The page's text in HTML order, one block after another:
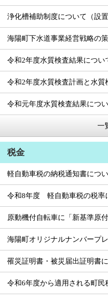
浄化槽補助制度について（設置
海陽町下水道事業経営戦略の
令和2年度水質検査結果につい
令和2年度水質検査計画と水質
令和元年度水質検査結果につ
一
税金
軽自動車税の納税通知書につ
令和8年度 軽自動車税の税率
原動機付自転車に「新基準原
海陽町オリジナルナンバープ
罹災証明書・被災届出証明書